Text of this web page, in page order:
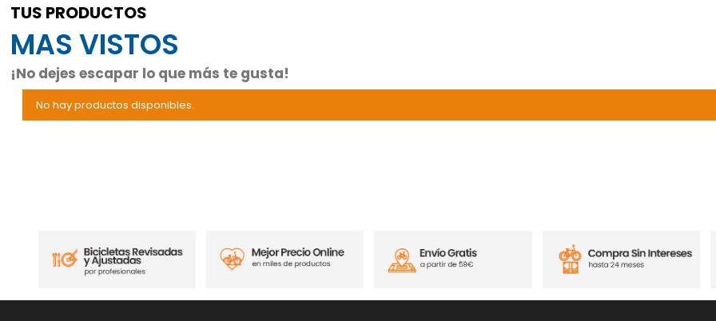
TUS PRODUCTOS
MAS VISTOS
¡No dejes escapar lo que más te gusta!
No hay productos disponibles.